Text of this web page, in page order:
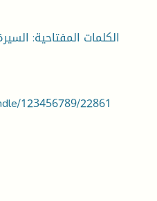
الكلمات المفتاحية:
123456789/22861